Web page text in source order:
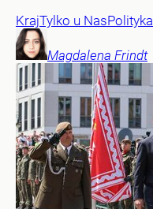
KrajTylko u NasPolityka
Magdalena Frindt